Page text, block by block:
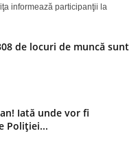
informează participanţii la
de locuri de muncă sunt
Iată unde vor fi
Poliției...